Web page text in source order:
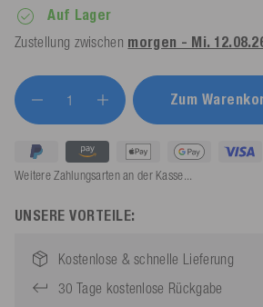
Auf Lager
Zustellung zwischen morgen - Mi.
Zum
Weitere Zahlungsarten an der Kasse...
UNSERE VORTEILE:
Kostenlose & schnelle Lieferung
30 Tage kostenlose Rückgabe